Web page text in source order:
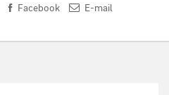
Facebook E-mail